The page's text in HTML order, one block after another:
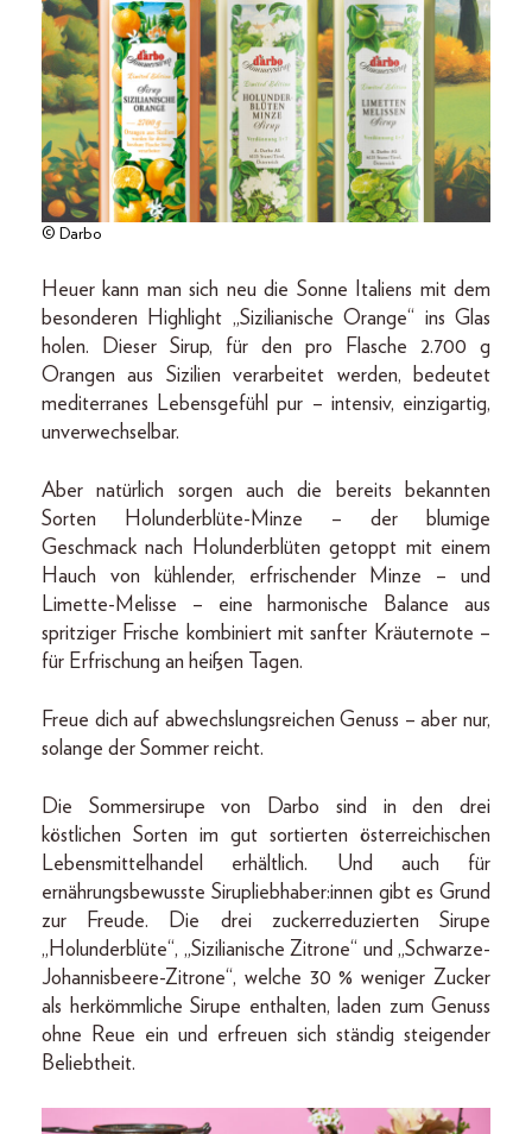
© Darbo
Heuer kann man sich neu die Sonne Italiens mit dem
besonderen Highlight „Sizilianische Orange“ ins Glas
holen. Dieser Sirup, für den pro Flasche 2.700 g
Orangen aus Sizilien verarbeitet werden, bedeutet
mediterranes Lebensgefühl pur – intensiv, einzigartig,
unverwechselbar.
Aber natürlich sorgen auch die bereits bekannten
Sorten Holunderblüte-Minze – der blumige
Geschmack nach Holunderblüten getoppt mit einem
Hauch von kühlender, erfrischender Minze – und
Limette-Melisse – eine harmonische Balance aus
spritziger Frische kombiniert mit sanfter Kräuternote –
für Erfrischung an heißen Tagen.
Freue dich auf abwechslungsreichen Genuss – aber nur,
solange der Sommer reicht.
Die Sommersirupe von Darbo sind in den drei
köstlichen Sorten im gut sortierten österreichischen
Lebensmittelhandel erhältlich. Und auch für
ernährungsbewusste Sirupliebhaber:innen gibt es Grund
zur Freude. Die drei zuckerreduzierten Sirupe
„Holunderblüte“, „Sizilianische Zitrone“ und „Schwarze-
Johannisbeere-Zitrone“, welche 30 % weniger Zucker
als herkömmliche Sirupe enthalten, laden zum Genuss
ohne Reue ein und erfreuen sich ständig steigender
Beliebtheit.